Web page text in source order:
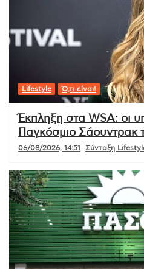
Lifestyle Ό,τι είναι!
Έκπληξη στα WSA: οι
Παγκόσμιο Σάουντρακ
06/08/2026, 14:51 Σύνταξη